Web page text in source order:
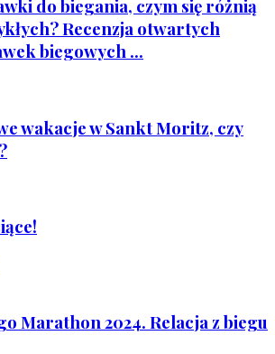
do biegania, czym się różnią
Recenzja otwartych
biegowych ...
wakacje w Sankt Moritz, czy
Marathon 2024. Relacja z biegu